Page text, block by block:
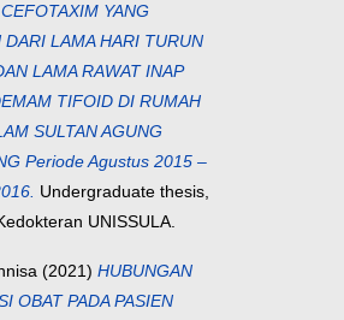
YANG
DARI LAMA HARI TURUN
LAMA RAWAT INAP
TIFOID DI RUMAH
SULTAN AGUNG
Periode Agustus 2015 –
Undergraduate thesis,
UNISSULA.
(2021) HUBUNGAN
OBAT PADA PASIEN